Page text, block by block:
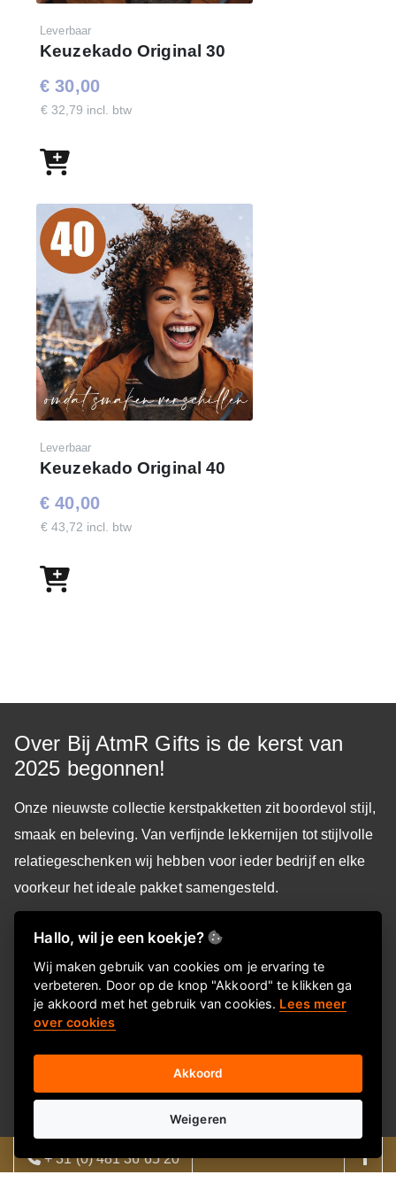
Leverbaar
Keuzekado Original 30
€ 30,00
€ 32,79 incl. btw
Leverbaar
Keuzekado Original 40
€ 40,00
€ 43,72 incl. btw
Over Bij AtmR Gifts is de kerst van
2025 begonnen!
Onze nieuwste collectie kerstpakketten zit boordevol stijl,
smaak en beleving. Van verfijnde lekkernijen tot stijlvolle
relatiegeschenken wij hebben voor ieder bedrijf en elke
voorkeur het ideale pakket samengesteld.
Maak van dit feestseizoen een bijzonder moment voor uw
Laat u verrassen, kies uw favoriet en ervaar de magie van
geven - samen met AtmR Gifts.
Informatie
Privacyverklaring
+ 31 (0) 481 36 65 20
Hallo, wil je een koekje?
Wij maken gebruik van cookies om je ervaring te
verbeteren. Door op de knop "Akkoord" te klikken ga
je akkoord met het gebruik van cookies. Lees meer
over cookies
Akkoord
Weigeren